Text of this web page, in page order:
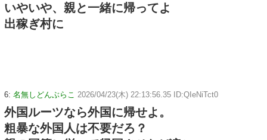
いやいや、親と一緒に帰ってよ
出稼ぎ村に
6: 名無しどんぶらこ 2026/04/23(木) 22:13:56.35 ID:QIeNiTct0
外国ルーツなら外国に帰せよ。
粗暴な外国人は不要だろ？